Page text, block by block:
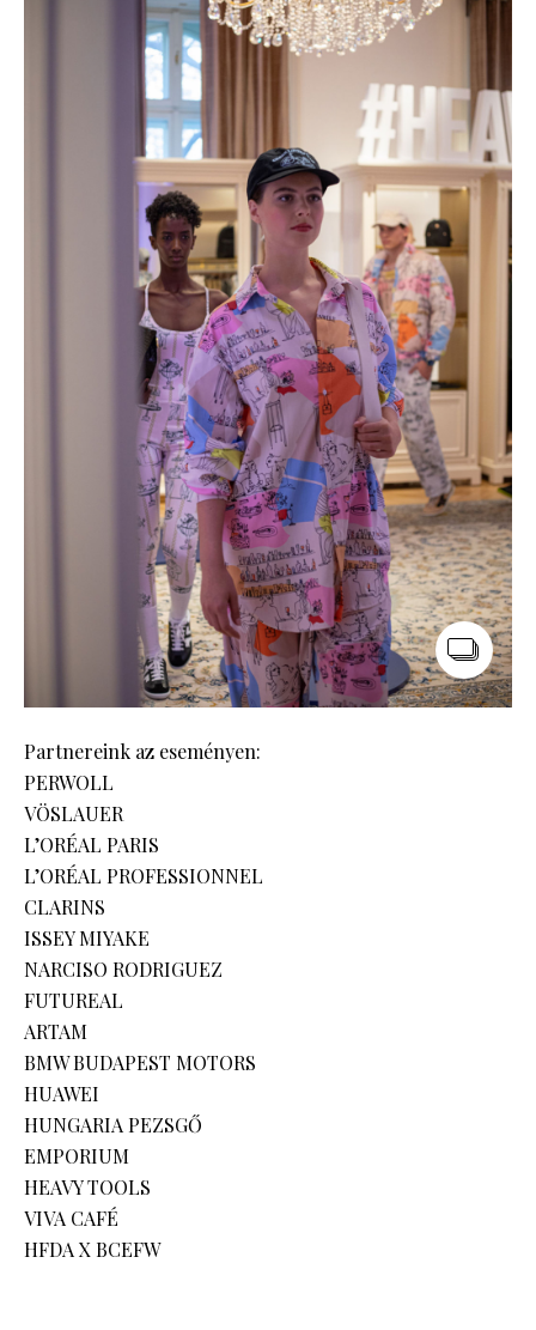
Partnereink az eseményen:
PERWOLL
VÖSLAUER
L’ORÉAL PARIS
L’ORÉAL PROFESSIONNEL
CLARINS
ISSEY MIYAKE
NARCISO RODRIGUEZ
FUTUREAL
ARTAM
BMW BUDAPEST MOTORS
HUAWEI
HUNGARIA PEZSGŐ
EMPORIUM
HEAVY TOOLS
VIVA CAFÉ
HFDA X BCEFW